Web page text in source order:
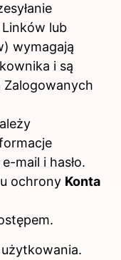
lub
wymagają
i są
Zalogowanych
mail i hasło.
ochrony Konta